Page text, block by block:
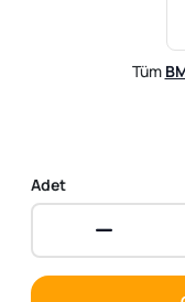
Tüm
Adet